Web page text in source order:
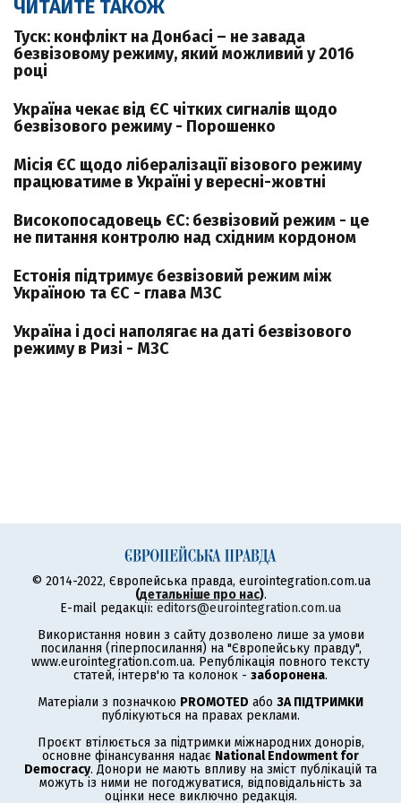
ЧИТАЙТЕ ТАКОЖ
Туск: конфлікт на Донбасі – не завада
безвізовому режиму, який можливий у 2016
році
Україна чекає від ЄС чітких сигналів щодо
безвізового режиму - Порошенко
Місія ЄС щодо лібералізації візового режиму
працюватиме в Україні у вересні-жовтні
Високопосадовець ЄС: безвізовий режим - це
не питання контролю над східним кордоном
Естонія підтримує безвізовий режим між
Україною та ЄС - глава МЗС
Україна і досі наполягає на даті безвізового
режиму в Ризі - МЗС
© 2014-2022, Європейська правда, eurointegration.com.ua
(детальніше про нас).
E-mail редакції: editors@eurointegration.com.ua
Використання новин з сайту дозволено лише за умови
посилання (гіперпосилання) на "Європейську правду",
www.eurointegration.com.ua. Републікація повного тексту
статей, інтерв'ю та колонок - заборонена.
Матеріали з позначкою PROMOTED або ЗА ПІДТРИМКИ
публікуються на правах реклами.
Проєкт втілюється за підтримки міжнародних донорів,
основне фінансування надає National Endowment for
Democracy. Донори не мають впливу на зміст публікацій та
можуть із ними не погоджуватися, відповідальність за
оцінки несе виключно редакція.